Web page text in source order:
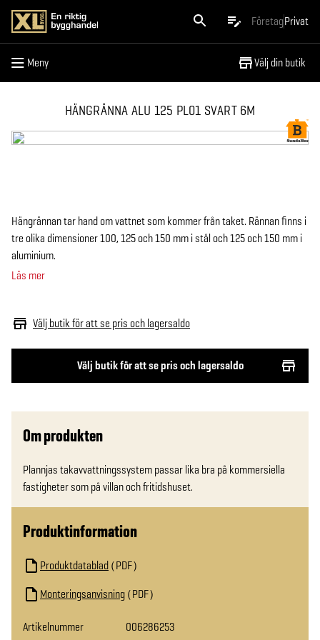
FöretagPrivat
Meny Välj din butik
Meny
HÄNGRÄNNA ALU 125 PL01 SVART 6M
Välj butik för att se pris och lagersaldo
Välj butik för att se pris och lagersaldo
Hängrännan tar hand om vattnet som kommer från taket. Rännan finns i
tre olika dimensioner 100, 125 och 150 mm i stål och 125 och 150 mm i
aluminium.
Läs mer
Om produkten
Plannjas takavvattningssystem passar lika bra på kommersiella
fastigheter som på villan och fritidshuset.
Produktinformation
Produktdatablad PDF
Monteringsanvisning PDF
Artikelnummer
006286253